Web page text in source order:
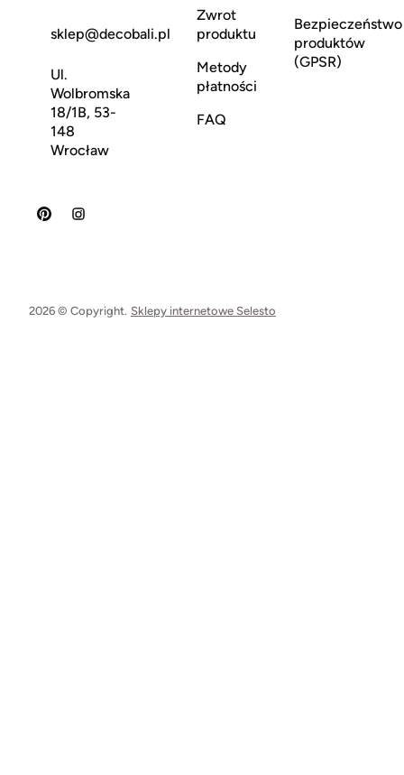
sklep@decobali.pl
Ul.
Wolbromska
18/1B, 53-
148
Wrocław
Zwrot
produktu
Metody
płatności
FAQ
Bezpieczeństwo
produktów
(GPSR)
2026 © Copyright. Sklepy internetowe Selesto